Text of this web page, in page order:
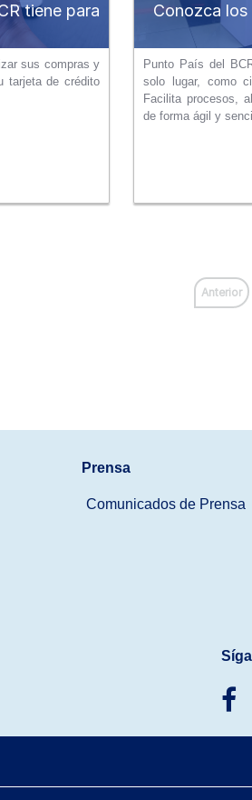
tiene para
sus compras y
tarjeta de crédito
Conozca
Punto País del
solo lugar, como
Facilita procesos,
de forma ágil y
Anterior
Prensa
Comunicados de Prensa